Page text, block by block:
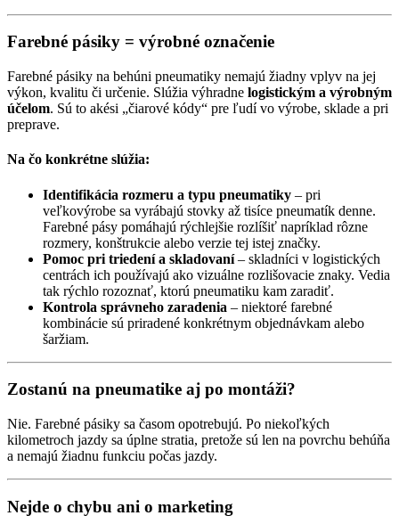
Farebné pásiky = výrobné označenie
Farebné pásiky na behúni pneumatiky nemajú žiadny vplyv na jej
výkon, kvalitu či určenie. Slúžia výhradne logistickým a výrobným
účelom. Sú to akési „čiarové kódy“ pre ľudí vo výrobe, sklade a pri
preprave.
Na čo konkrétne slúžia:
Identifikácia rozmeru a typu pneumatiky – pri
veľkovýrobe sa vyrábajú stovky až tisíce pneumatík denne.
Farebné pásy pomáhajú rýchlejšie rozlíšiť napríklad rôzne
rozmery, konštrukcie alebo verzie tej istej značky.
Pomoc pri triedení a skladovaní– skladníci v logistických
centrách ich používajú ako vizuálne rozlišovacie znaky. Vedia
tak rýchlo rozoznať, ktorú pneumatiku kam zaradiť.
Kontrola správneho zaradenia – niektoré farebné
kombinácie sú priradené konkrétnym objednávkam alebo
šaržiam.
Zostanú na pneumatike aj po montáži?
Nie. Farebné pásiky sa časom opotrebujú. Po niekoľkých
kilometroch jazdy sa úplne stratia, pretože sú len na povrchu behúňa
a nemajú žiadnu funkciu počas jazdy.
Nejde o chybu ani o marketing